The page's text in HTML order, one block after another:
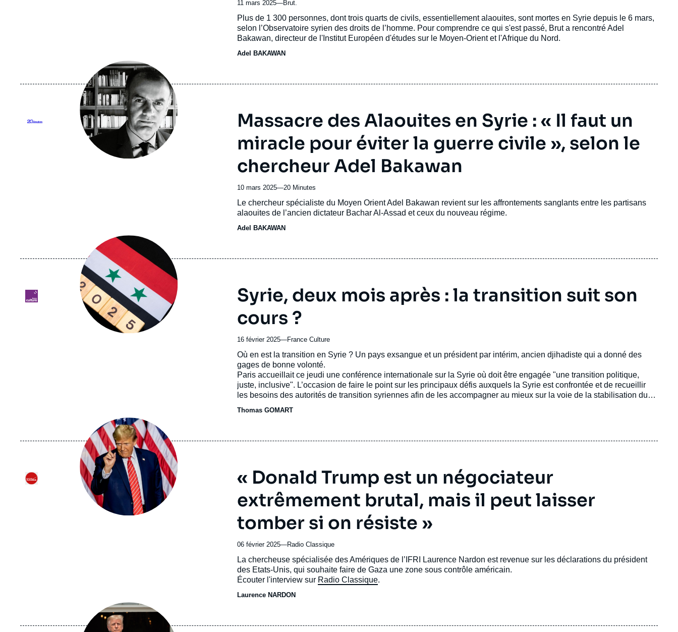
11 mars 2025—Nom
du
journal,
revue
ou
émission
Brut.
Accroche
Plus de 1 300 personnes, dont trois quarts de civils, essentiellement alaouites, sont mortes en Syrie depuis le 6 mars,
selon l’Observatoire syrien des droits de l’homme. Pour comprendre ce qui s'est passé, Brut a rencontré Adel
Bakawan, directeur de l'Institut Européen d'études sur le Moyen-Orient et l'Afrique du Nord.
Adel BAKAWAN
Logo
principale
médiatique
Massacre des Alaouites en Syrie : « Il faut un
miracle pour éviter la guerre civile », selon le
chercheur Adel Bakawan
10 mars 2025—Nom
journal,
revue
ou
20 Minutes
Accroche
Le chercheur spécialiste du Moyen Orient Adel Bakawan revient sur les affrontements sanglants entre les partisans
alaouites de l’ancien dictateur Bachar Al-Assad et ceux du nouveau régime.
Adel BAKAWAN
Logo
principale
médiatique
Syrie, deux mois après : la transition suit son
cours ?
16 février 2025—Nom
journal,
revue
ou
émission
France Culture
Accroche
Où en est la transition en Syrie ? Un pays exsangue et un président par intérim, ancien djihadiste qui a donné des
gages de bonne volonté.
Paris accueillait ce jeudi une conférence internationale sur la Syrie où doit être engagée "une transition politique,
juste, inclusive". L’occasion de faire le point sur les principaux défis auxquels la Syrie est confrontée et de recueillir
les besoins des autorités de transition syriennes afin de les accompagner au mieux sur la voie de la stabilisation du
arabes, du G7 et de pays européens.
Thomas GOMART
Logo
principale
médiatique
« Donald Trump est un négociateur
extrêmement brutal, mais il peut laisser
tomber si on résiste »
06 février 2025—Nom
journal,
revue
ou
émission
Radio Classique
Accroche
La chercheuse spécialisée des Amériques de l’IFRI Laurence Nardon est revenue sur les déclarations du président
des Etats-Unis, qui souhaite faire de Gaza une zone sous contrôle américain.
Écouter l'interview sur Radio Classique.
Laurence NARDON
principale
médiatique